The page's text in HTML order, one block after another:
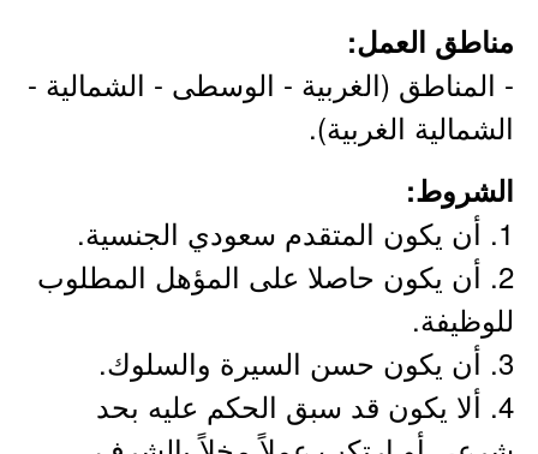
مناطق العمل:
- المناطق (الغربية - الوسطى - الشمالية -
الشمالية الغربية).
الشروط:
1. أن يكون المتقدم سعودي الجنسية.
2. أن يكون حاصلا على المؤهل المطلوب
للوظيفة.
3. أن يكون حسن السيرة والسلوك.
4. ألا يكون قد سبق الحكم عليه بحد